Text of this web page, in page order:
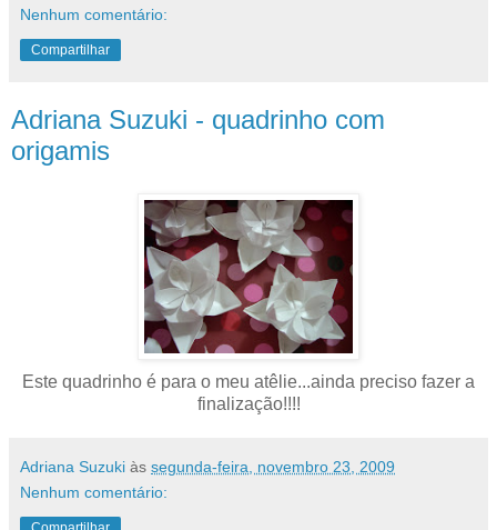
Nenhum comentário:
Compartilhar
Adriana Suzuki - quadrinho com
origamis
Este quadrinho é para o meu atêlie...ainda preciso fazer a
finalização!!!!
Adriana Suzuki às segunda-feira, novembro 23, 2009
Nenhum comentário: